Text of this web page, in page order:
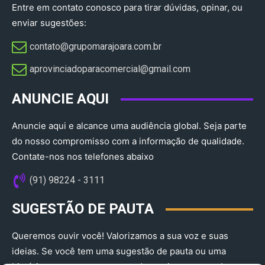
Entre em contato conosco para tirar dúvidas, opinar, ou
enviar sugestões:
contato@grupomarajoara.com.br
aprovinciadoparacomercial@gmail.com​
ANUNCIE AQUI
Anuncie aqui e alcance uma audiência global. Seja parte
do nosso compromisso com a informação de qualidade.
Contate-nos nos telefones abaixo
(91) 98224 - 3111
SUGESTÃO DE PAUTA
Queremos ouvir você! Valorizamos a sua voz e suas
ideias. Se você tem uma sugestão de pauta ou uma